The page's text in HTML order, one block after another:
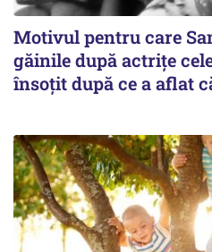
Motivul pentru care
găinile după actrițe
însoțit după ce a aflat